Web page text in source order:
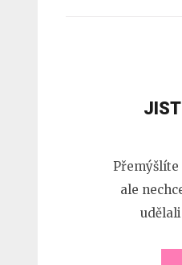
Přemýšlíte
ale